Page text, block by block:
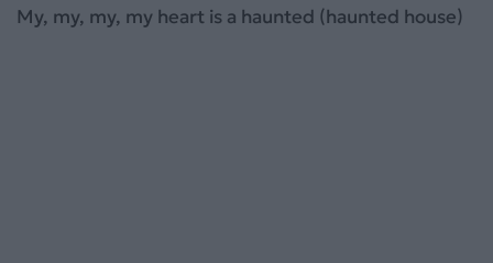
My, my, my, my heart is a haunted (haunted house)